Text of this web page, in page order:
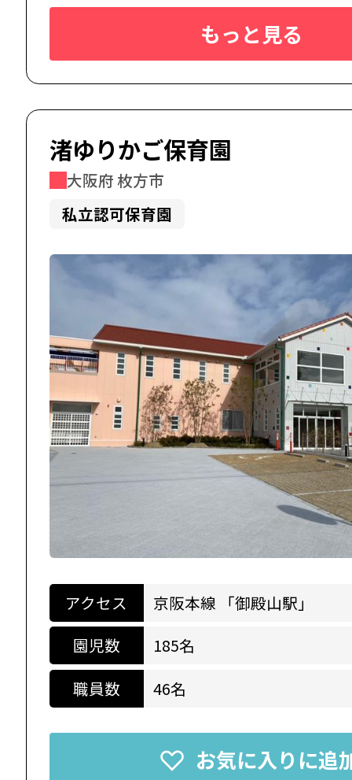
もっと見る
渚ゆりかご保育園
大阪府 枚方市
私立認可保育園
アクセス
京阪本線 「御殿山駅」
園児数
185名
職員数
46名
お気に入りに追